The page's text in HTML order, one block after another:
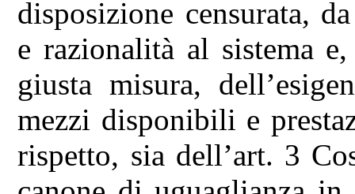
disposizione censurata,
e razionalità al sistema
giusta misura,
mezzi disponibili e
rispetto, sia dell’art. 3